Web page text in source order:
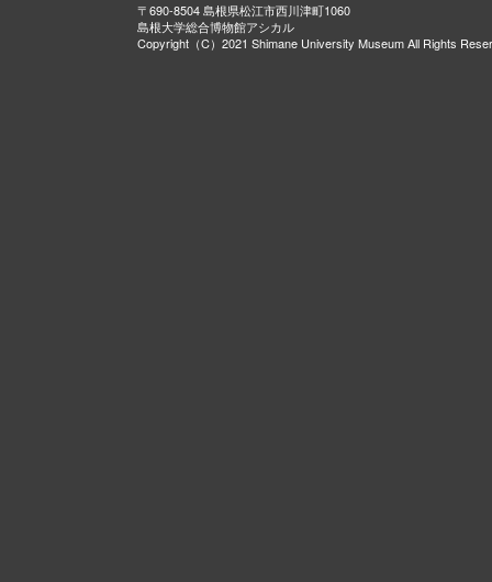
〒690-8504 島根県松江市西川津町1060
島根大学総合博物館アシカル
Copyright（C）2021 Shimane University Museum All Rights